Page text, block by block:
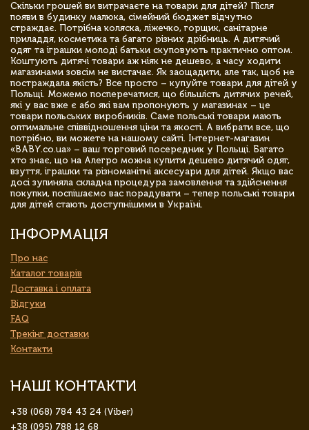
Скільки грошей ви витрачаєте на товари для дітей? Після
появи в будинку малюка, сімейний бюджет відчутно
страждає. Потрібна коляска, ліжечко, горщик, санітарне
приладдя, косметика та багато різних дрібниць. А дитячий
одяг та іграшки молоді батьки скуповують практично оптом.
Коштують дитячі товари аж ніяк не дешево, а часу ходити
магазинами зовсім не вистачає. Як заощадити, але так, щоб не
постраждала якість? Все просто – купуйте товари для дітей у
Польщі. Можемо посперечатися, що більшість дитячих речей,
які у вас вже є або які вам пропонують у магазинах – це
товари польських виробників. Саме польські товари мають
оптимальне співвідношення ціни та якості. А вибрати все, що
потрібно, ви можете на нашому сайті. Інтернет-магазин
«BABY.co.ua» – ваш торговий посередник у Польщі. Багато
хто знає, що на Алегро можна купити дешево дитячий одяг,
взуття, іграшки та різноманітні аксесуари для дітей. Якщо вас
досі зупиняла складна процедура замовлення та здійснення
покупки, поспішаємо вас порадувати – тепер польські товари
для дітей стають доступнішими в Україні.
ІНФОРМАЦІЯ
Про нас
Каталог товарів
Доставка і оплата
Відгуки
FAQ
Трекінг доставки
Контакти
НАШІ КОНТАКТИ
+38 (068) 784 43 24 (Viber)
+38 (095) 788 12 68